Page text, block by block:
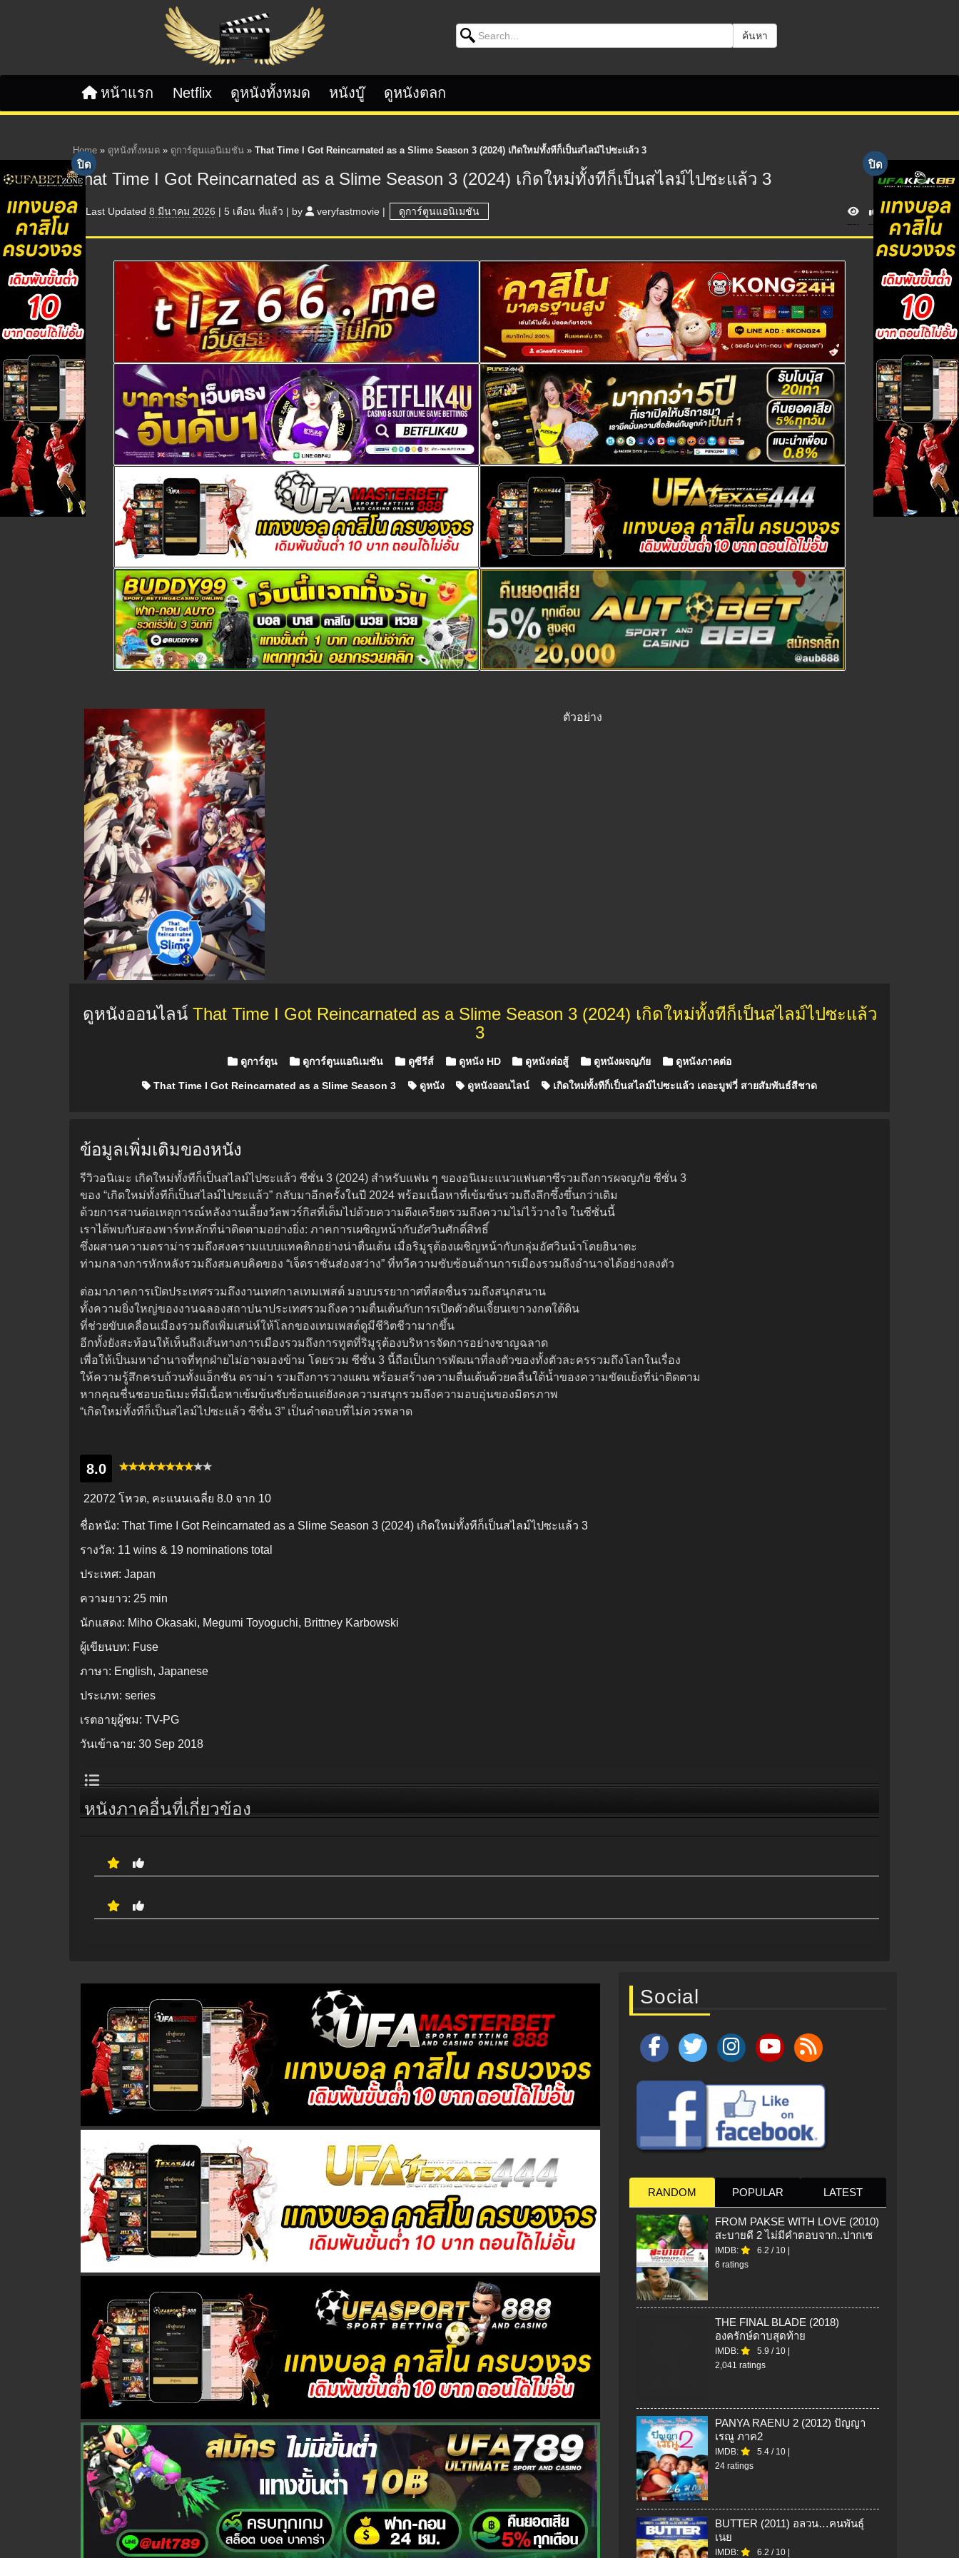
Search for: ค้นหา
หน้าแรก Netflix ดูหนังทั้งหมด หนังบู๊ ดูหนังตลก
Home » ดูหนังทั้งหมด » ดูการ์ตูนแอนิเมชัน » That Time I Got Reincarnated as a Slime Season 3 (2024) เกิดใหม่ทั้งทีก็เป็นสไลม์ไปซะแล้ว 3
That Time I Got Reincarnated as a Slime Season 3 (2024) เกิดใหม่ทั้งทีก็เป็นสไลม์ไปซะแล้ว 3
Last Updated 8 มีนาคม 2026 | 5 เดือน ที่แล้ว | by veryfastmovie | ดูการ์ตูนแอนิเมชัน V
i
ตัวอย่าง
ดูหนังออนไลน์ That Time I Got Reincarnated as a Slime Season 3 (2024) เกิดใหม่ทั้งทีก็เป็นสไลม์ไปซะแล้ว
3
Posted in
ดูการ์ตูน ดูการ์ตูนแอนิเมชัน ดูซีรีส์ ดูหนัง HD ดูหนังต่อสู้ ดูหนังผจญภัย ดูหนังภาคต่อ
That Time I Got Reincarnated as a Slime Season 3 ดูหนัง ดูหนังออนไลน์ เกิดใหม่ทั้งทีก็เป็นสไลม์ไปซะแล้ว เดอะมูฟวี่ สายสัมพันธ์สีชาด
ข้อมูลเพิ่มเติมของหนัง
รีวิวอนิเมะ เกิดใหม่ทั้งทีก็เป็นสไลม์ไปซะแล้ว ซีซั่น 3 (2024) สำหรับแฟน ๆ ของอนิเมะแนวแฟนตาซีรวมถึงการผจญภัย ซีซั่น 3
ของ “เกิดใหม่ทั้งทีก็เป็นสไลม์ไปซะแล้ว” กลับมาอีกครั้งในปี 2024 พร้อมเนื้อหาที่เข้มข้นรวมถึงลึกซึ้งขึ้นกว่าเดิม
ด้วยการสานต่อเหตุการณ์หลังงานเลี้ยงวัลพวร์กิสที่เต็มไปด้วยความตึงเครียดรวมถึงความไม่ไว้วางใจ ในซีซั่นนี้
เราได้พบกับสองพาร์ทหลักที่น่าติดตามอย่างยิ่ง: ภาคการเผชิญหน้ากับอัศวินศักดิ์สิทธิ์
ซึ่งผสานความดราม่ารวมถึงสงครามแบบแทคติกอย่างน่าตื่นเต้น เมื่อริมูรุต้องเผชิญหน้ากับกลุ่มอัศวินนำโดยฮินาตะ
ท่ามกลางการหักหลังรวมถึงสมคบคิดของ “เจ็ดราชันส่องสว่าง” ที่ทวีความซับซ้อนด้านการเมืองรวมถึงอำนาจได้อย่างลงตัว
ต่อมาภาคการเปิดประเทศรวมถึงงานเทศกาลเทมเพสต์ มอบบรรยากาศที่สดชื่นรวมถึงสนุกสนาน
ทั้งความยิ่งใหญ่ของงานฉลองสถาปนาประเทศรวมถึงความตื่นเต้นกับการเปิดตัวดันเจี้ยนเขาวงกตใต้ดิน
ที่ช่วยขับเคลื่อนเมืองรวมถึงเพิ่มเสน่ห์ให้โลกของเทมเพสต์ดูมีชีวิตชีวามากขึ้น
อีกทั้งยังสะท้อนให้เห็นถึงเส้นทางการเมืองรวมถึงการทูตที่ริมูรุต้องบริหารจัดการอย่างชาญฉลาด
เพื่อให้เป็นมหาอำนาจที่ทุกฝ่ายไม่อาจมองข้าม โดยรวม ซีซั่น 3 นี้ถือเป็นการพัฒนาที่ลงตัวของทั้งตัวละครรวมถึงโลกในเรื่อง
ให้ความรู้สึกครบถ้วนทั้งแอ็กชัน ดราม่า รวมถึงการวางแผน พร้อมสร้างความตื่นเต้นด้วยคลื่นใต้น้ำของความขัดแย้งที่น่าติดตาม
หากคุณชื่นชอบอนิเมะที่มีเนื้อหาเข้มข้นซับซ้อนแต่ยังคงความสนุกรวมถึงความอบอุ่นของมิตรภาพ
“เกิดใหม่ทั้งทีก็เป็นสไลม์ไปซะแล้ว ซีซั่น 3” เป็นคำตอบที่ไม่ควรพลาด
8.0
22072 โหวต, คะแนนเฉลี่ย 8.0 จาก 10
ชื่อหนัง: That Time I Got Reincarnated as a Slime Season 3 (2024) เกิดใหม่ทั้งทีก็เป็นสไลม์ไปซะแล้ว 3
รางวัล: 11 wins & 19 nominations total
ประเทศ: Japan
ความยาว: 25 min
นักแสดง: Miho Okasaki, Megumi Toyoguchi, Brittney Karbowski
ผู้เขียนบท: Fuse
ภาษา: English, Japanese
ประเภท: series
เรตอายุผู้ชม: TV-PG
วันเข้าฉาย: 30 Sep 2018
หนังภาคอื่นที่เกี่ยวข้อง
Social
RANDOM POPULAR LATEST
FROM PAKSE WITH LOVE (2010)
สะบายดี 2 ไม่มีคำตอบจาก..ปากเซ
IMDB: 6.2 / 10
6 ratings
THE FINAL BLADE (2018)
องครักษ์ดาบสุดท้าย
IMDB: 5.9 / 10
2,041 ratings
PANYA RAENU 2 (2012) ปัญญา
เรณู ภาค2
IMDB: 5.4 / 10
24 ratings
BUTTER (2011) อลวน…คนพันธุ์
เนย
IMDB: 6.2 / 10